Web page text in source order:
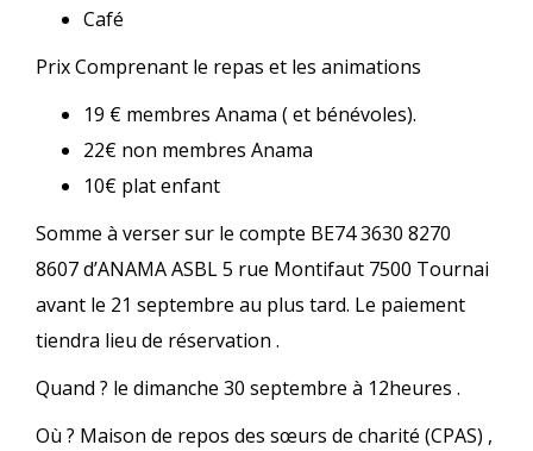
Café
Prix Comprenant le repas et les animations
19 € membres Anama ( et bénévoles).
22€ non membres Anama
10€ plat enfant
Somme à verser sur le compte BE74 3630 8270
8607 d’ANAMA ASBL 5 rue Montifaut 7500 Tournai
avant le 21 septembre au plus tard. Le paiement
tiendra lieu de réservation .
Quand ? le dimanche 30 septembre à 12heures .
Où ? Maison de repos des sœurs de charité (CPAS) ,